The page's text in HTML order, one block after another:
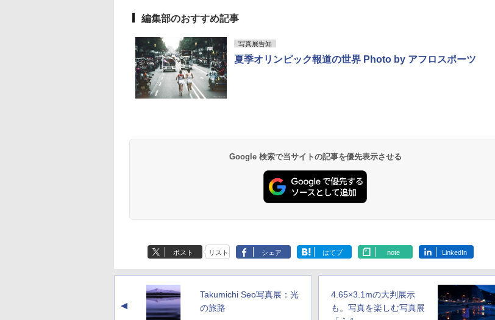
編集部のおすすめ記事
写真展告知
夏季オリンピック報道の世界 Photo by アフロスポーツ
Google 検索で当サイトの記事を優先表示させる
ポスト リスト シェア はてブ note LinkedIn
▲
Takumichi Seo写真展：光
の旅路
4.65×3.1mの大判展示
も。写真を楽しむ写真展